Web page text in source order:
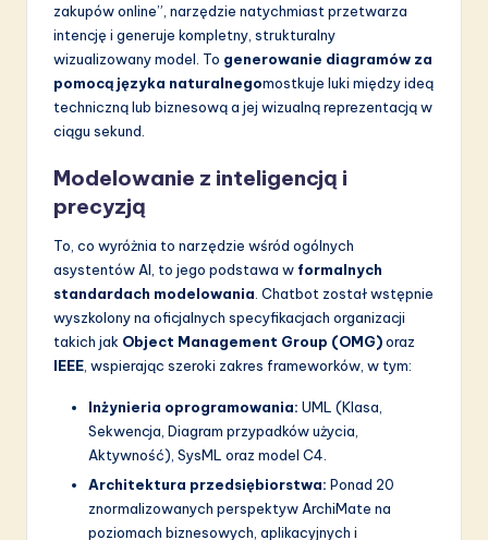
zakupów online”, narzędzie natychmiast przetwarza
intencję i generuje kompletny, strukturalny
wizualizowany model. To generowanie diagramów za
pomocą języka naturalnegomostkuje luki między ideą
techniczną lub biznesową a jej wizualną reprezentacją w
ciągu sekund.
Modelowanie z inteligencją i
precyzją
To, co wyróżnia to narzędzie wśród ogólnych
asystentów AI, to jego podstawa w formalnych
standardach modelowania . Chatbot został wstępnie
wyszkolony na oficjalnych specyfikacjach organizacji
takich jak Object Management Group (OMG)oraz
IEEE , wspierając szeroki zakres frameworków, w tym:
Inżynieria oprogramowania: UML (Klasa,
Sekwencja, Diagram przypadków użycia,
Aktywność), SysML oraz model C4.
Architektura przedsiębiorstwa: Ponad 20
znormalizowanych perspektyw ArchiMate na
poziomach biznesowych, aplikacyjnych i